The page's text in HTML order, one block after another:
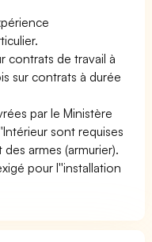
contrats de travail à
sur contrats à durée
par le Ministère
sont requises
armes (armurier).
pour l''installation